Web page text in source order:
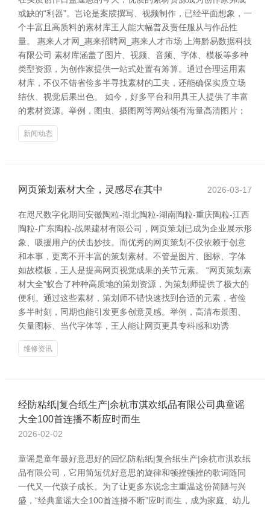
或缺的“利器”。岂论是案牍撰写、视频制作，已经平面想象，一
个丰富且高质料的素材库王人能大幅普及责任服从与作品性
量。 惠来人才网_惠来招聘网_惠来人才市场 上海黔易数据科技
有限公司 素材库涵盖了图片、视频、音频、字体、模板等多种
类型资源，为创作家提供一站式处置有筹算。通过合理运用素
材库，不仅不错省俭多半寻找素材的工夫，还能确保实质立场
结伙、视觉后果出色。 如今，好多平台和用具王人提供了丰富
的素材资源。举例，图虫、摄图网等网站领有海量高清图片；
新闻动态
网页策划素材大全，灵感尽在其中 2026-03-17
在咫尺数字化期间安徽陶粒-湖北陶粒-湖南陶粒-重庆陶粒-江西
陶粒-广东陶粒-战果建材有限公司，网页策划已成为企业展示形
象、吸援用户的伏击妙技。而优秀的网页策划不仅依赖于创意
和本事，更离不开丰富的策划素材。不管是图片、图标、字体
如故模板，王人是提高网页视觉成果的关节元素。 “网页策划素
材大全”蚁合了种种高质地的策划资源，为策划师提供了极大的
便利。通过这些素材，策划师不错快速找到合适的元素，省俭
多半时刻，同期也能引发更多创意灵感。举例，高清布景图、
矢量图标、当代字体等，王人能让网页更具专科感和劝诱
维修资讯
经防粘纸|复合纸生产|余杭市淇欢纸品有限公司典童谣
大全100首连播不断应时而生
2026-02-02
童谣是童年最好意思好的回忆防粘纸|复合纸生产|余杭市淇欢纸
品有限公司，它用简短优好意思的旋律和顿挫顿挫的歌词随同
一代又一代孩子成长。为了让更多东说念主重温这份简陋与兴
盛，“经典童谣大全100首连播不断”应时而生，成为家庭、幼儿